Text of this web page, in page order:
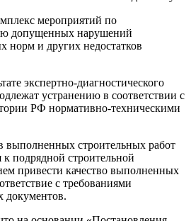
мероприятий по
допущенных нарушений
норм и других недостатков
экспертно-диагностического
устранению в соответствии с
РФ нормативно-техническими
выполненных строительных работ
к подрядной строительной
привести качество выполненных
с требованиями
документов.